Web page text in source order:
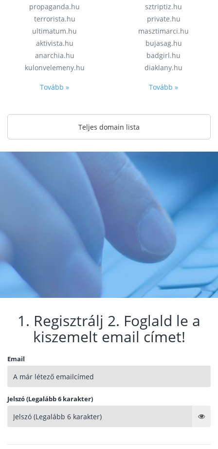
propaganda.hu
terrorista.hu
ultimatum.hu
aktivista.hu
anarchia.hu
kulonvelemeny.hu
Tovább »
sztriptiz.hu
private.hu
masztimarci.hu
bujasag.hu
badgirl.hu
diaklany.hu
Tovább »
Teljes domain lista
1. Regisztrálj 2. Foglald le a
kiszemelt email címet!
Email
Jelszó (Legalább 6 karakter)